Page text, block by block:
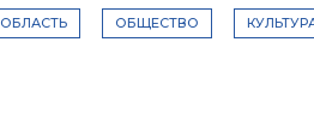
ОБЛАСТЬ ОБЩЕСТВО